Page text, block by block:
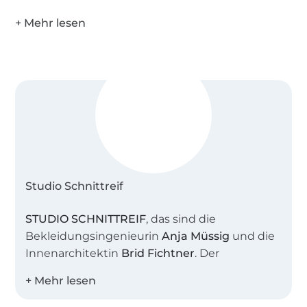
Studio Schnittreif
STUDIO SCHNITTREIF, das sind die
BekleidungsingenieurinAnja Müssig und die
Innenarchitektin Brid Fichtner. Der
unser Atelier, in dem wir viele kreative